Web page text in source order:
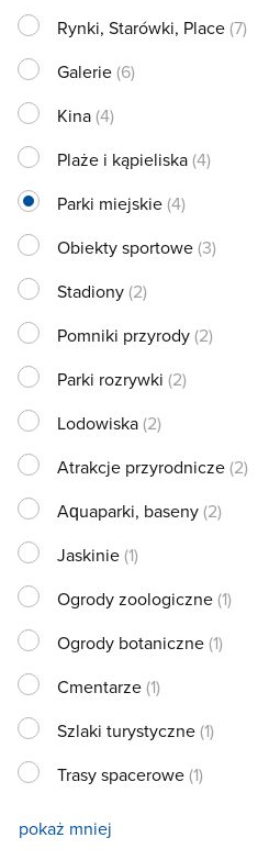
Rynki, Starówki, Place(7)
Galerie(6)
Kina(4)
Plaże i kąpieliska(4)
Parki miejskie(4)
Obiekty sportowe(3)
Stadiony(2)
Pomniki przyrody(2)
Parki rozrywki (2)
Lodowiska(2)
Atrakcje przyrodnicze(2)
Aquaparki, baseny(2)
Jaskinie(1)
Ogrody zoologiczne(1)
Ogrody botaniczne(1)
Cmentarze(1)
Szlaki turystyczne(1)
Trasy spacerowe(1)
pokaż mniej